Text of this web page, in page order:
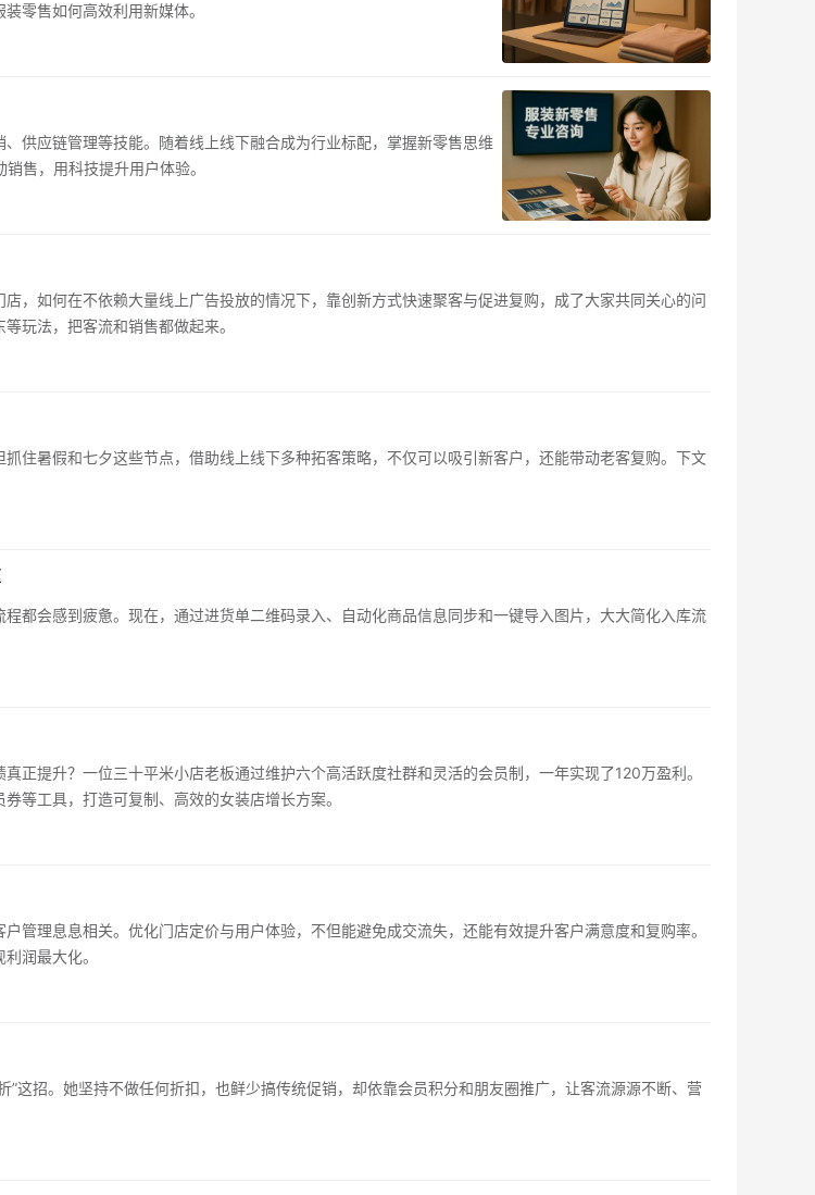
零售如何高效利用新媒体。
供应链管理等技能。随着线上线下融合成为行业标配，掌握新零售思维
售，用科技提升用户体验。
，如何在不依赖大量线上广告投放的情况下，靠创新方式快速聚客与促进复购，成了大家共同关心的问
玩法，把客流和销售都做起来。
住暑假和七夕这些节点，借助线上线下多种拓客策略，不仅可以吸引新客户，还能带动老客复购。下文
都会感到疲惫。现在，通过进货单二维码录入、自动化商品信息同步和一键导入图片，大大简化入库流
正提升？一位三十平米小店老板通过维护六个高活跃度社群和灵活的会员制，一年实现了120万盈利。
等工具，打造可复制、高效的女装店增长方案。
管理息息相关。优化门店定价与用户体验，不但能避免成交流失，还能有效提升客户满意度和复购率。
润最大化。
这招。她坚持不做任何折扣，也鲜少搞传统促销，却依靠会员积分和朋友圈推广，让客流源源不断、营